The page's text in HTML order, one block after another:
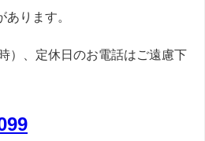
ります。
）、定休日のお電話はご遠慮下